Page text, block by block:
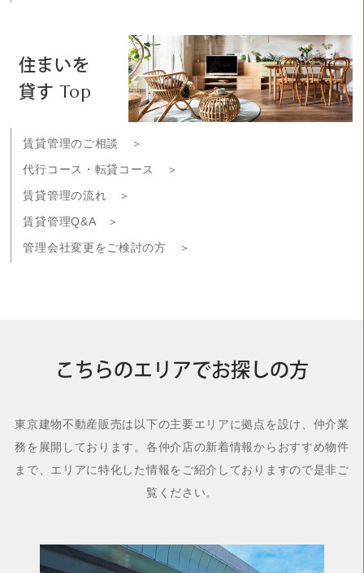
住まいを
貸す Top
賃貸管理のご相談 ＞
代行コース・転貸コース ＞
賃貸管理の流れ ＞
賃貸管理Q&A ＞
管理会社変更をご検討の方 ＞
こちらのエリアでお探しの方
東京建物不動産販売は以下の主要エリアに拠点を設け、仲介業
務を展開しております。各仲介店の新着情報からおすすめ物件
まで、エリアに特化した情報をご紹介しておりますので是非ご
覧ください。